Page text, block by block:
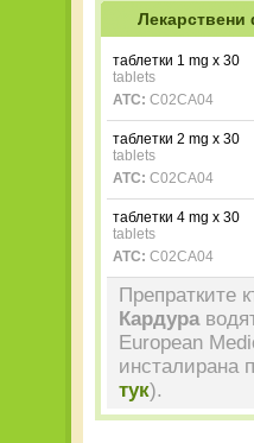
таблетки 1 mg x 30
tablets
ATC: C02CA04
таблетки 2 mg x 30
tablets
ATC: C02CA04
таблетки 4 mg x 30
tablets
ATC: C02CA04
Препратките
Кардура
European
инсталирана
тук).